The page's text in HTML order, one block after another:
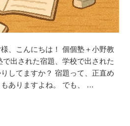
、こんにちは！ 個個塾＋小野教
出された宿題、学校で出された
してますか？ 宿題って、正直め
ありますよね。 でも、 …